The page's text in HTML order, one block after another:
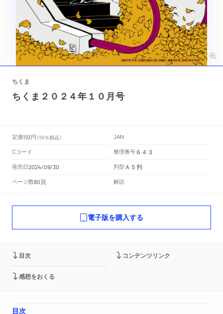
ちくま
ちくま２０２４年１０月号
定価110円 （10％税込）
JAN
Cコード
整理番号 ６４３
発売日2024/09/30 判型 Ａ５判
ページ数80頁 解説
電子版を購入する
目次 コンテンツリンク
感想をおくる
目次